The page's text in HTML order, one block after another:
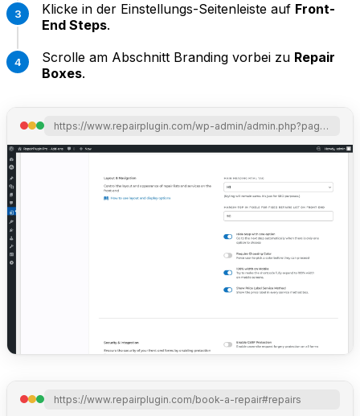
Klicke in der Einstellungs-Seitenleiste auf Front-
End Steps.
Scrolle am Abschnitt Branding vorbei zu Repair
Boxes.
https://www.repairplugin.com/wp-admin/admin.php?page=wp_repair_settings&section=styling
https://www.repairplugin.com/book-a-repair#repairs